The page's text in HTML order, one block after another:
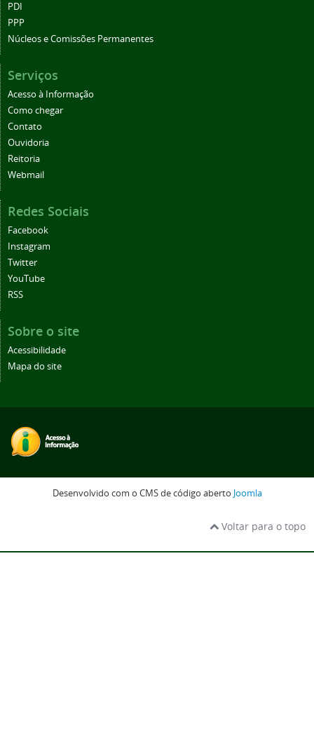
PDI
PPP
Núcleos e Comissões Permanentes
Serviços
Acesso à Informação
Como chegar
Contato
Ouvidoria
Reitoria
Webmail
Redes Sociais
Facebook
Instagram
Twitter
YouTube
RSS
Sobre o site
Acessibilidade
Mapa do site
Desenvolvido com o CMS de código aberto Joomla
Voltar para o topo